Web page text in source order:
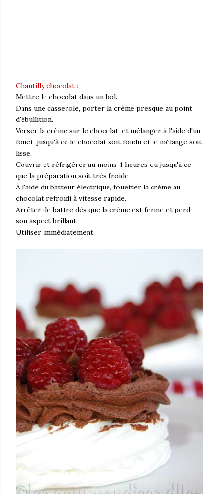
Chantilly chocolat :
Mettre le chocolat dans un bol.
Dans une casserole, porter la crème presque au point
d'ébullition.
Verser la crème sur le chocolat, et mélanger à l'aide d'un
fouet, jusqu'à ce le chocolat soit fondu et le mélange soit
lisse.
Couvrir et réfrigérer au moins 4 heures ou jusqu'à ce
que la préparation soit très froide
À l'aide du batteur électrique, fouetter la crème au
chocolat refroidi à vitesse rapide.
Arrêter de battre dès que la crème est ferme et perd
son aspect brillant.
Utiliser immédiatement.